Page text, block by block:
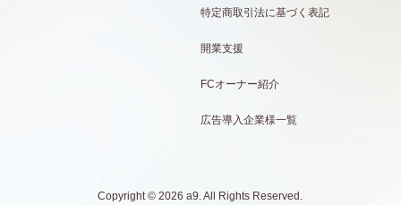
特定商取引法に基づく表記
開業支援
FCオーナー紹介
広告導入企業様一覧
Copyright © 2026 a9. All Rights Reserved.